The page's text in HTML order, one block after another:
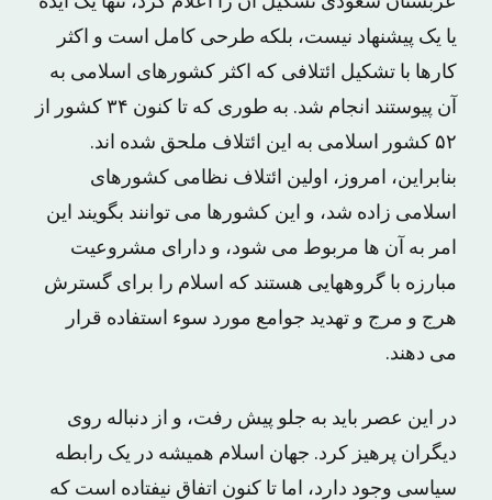
یا یک پیشنهاد نیست، بلکه طرحی کامل است و اکثر
کارها با تشکیل ائتلافی که اکثر کشورهای اسلامی به
آن پیوستند انجام شد. به طوری که تا کنون ۳۴ کشور از
۵۲ کشور اسلامی به این ائتلاف ملحق شده اند.
بنابراین، امروز، اولین ائتلاف نظامی کشورهای
اسلامی زاده شد، و این کشورها می توانند بگویند این
امر به آن ها مربوط می شود، و دارای مشروعیت
مبارزه با گروههایی هستند که اسلام را برای گسترش
هرج و مرج و تهدید جوامع مورد سوء استفاده قرار
می دهند.
در این عصر باید به جلو پیش رفت، و از دنباله روی
دیگران پرهیز کرد. جهان اسلام همیشه در یک رابطه
سیاسی وجود دارد، اما تا کنون اتفاق نیفتاده است که